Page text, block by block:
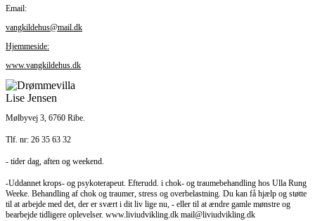
Email:
vangkildehus@mail.dk
Hjemmeside:
www.vangkildehus.dk
Lise Jensen
Mølbyvej 3, 6760 Ribe.
Tlf. nr: 26 35 63 32
- tider dag, aften og weekend.
-Uddannet krops- og psykoterapeut. Efterudd. i chok- og traumebehandling hos Ulla Rung
Weeke. Behandling af chok og traumer, stress og overbelastning. Du kan få hjælp og støtte
til at arbejde med det, der er svært i dit liv lige nu, - eller til at ændre gamle mønstre og
bearbejde tidligere oplevelser. www.liviudvikling.dk mail@liviudvikling.dk